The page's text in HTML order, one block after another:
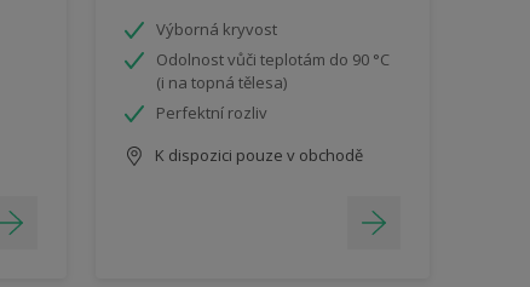
Výborná kryvost
Odolnost vůči teplotám do 90 °C
(i na topná tělesa)
Perfektní rozliv
K dispozici pouze v obchodě